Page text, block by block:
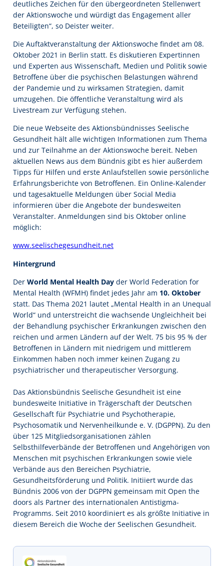
deutliches Zeichen für den übergeordneten Stellenwert
der Aktionswoche und würdigt das Engagement aller
Beteiligten“, so Deister weiter.
Die Auftaktveranstaltung der Aktionswoche findet am 08.
Oktober 2021 in Berlin statt. Es diskutieren Expertinnen
und Experten aus Wissenschaft, Medien und Politik sowie
Betroffene über die psychischen Belastungen während
der Pandemie und zu wirksamen Strategien, damit
umzugehen. Die öffentliche Veranstaltung wird als
Livestream zur Verfügung stehen.
Die neue Webseite des Aktionsbündnisses Seelische
Gesundheit hält alle wichtigen Informationen zum Thema
und zur Teilnahme an der Aktionswoche bereit. Neben
aktuellen News aus dem Bündnis gibt es hier außerdem
Tipps für Hilfen und erste Anlaufstellen sowie persönliche
Erfahrungsberichte von Betroffenen. Ein Online-Kalender
und tagesaktuelle Meldungen über Social Media
informieren über die Angebote der bundesweiten
Veranstalter. Anmeldungen sind bis Oktober online
möglich:
www.seelischegesundheit.net
Hintergrund
Der World Mental Health Day der World Federation for
Mental Health (WFMH) findet jedes Jahr am 10. Oktober
statt. Das Thema 2021 lautet „Mental Health in an Unequal
World“ und unterstreicht die wachsende Ungleichheit bei
der Behandlung psychischer Erkrankungen zwischen den
reichen und armen Ländern auf der Welt. 75 bis 95 % der
Betroffenen in Ländern mit niedrigem und mittlerem
Einkommen haben noch immer keinen Zugang zu
psychiatrischer und therapeutischer Versorgung.
Das Aktionsbündnis Seelische Gesundheit ist eine
bundesweite Initiative in Trägerschaft der Deutschen
Gesellschaft für Psychiatrie und Psychotherapie,
Psychosomatik und Nervenheilkunde e. V. (DGPPN). Zu den
über 125 Mitgliedsorganisationen zählen
Selbsthilfeverbände der Betroffenen und Angehörigen von
Menschen mit psychischen Erkrankungen sowie viele
Verbände aus den Bereichen Psychiatrie,
Gesundheitsförderung und Politik. Initiiert wurde das
Bündnis 2006 von der DGPPN gemeinsam mit Open the
doors als Partner des internationalen Antistigma-
Programms. Seit 2010 koordiniert es als größte Initiative in
diesem Bereich die Woche der Seelischen Gesundheit.